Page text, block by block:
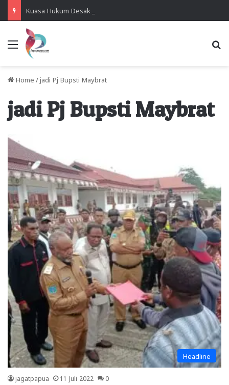
Menu
Home / jadi Pj Bupsti Maybrat
jadi Pj Bupsti Maybrat
Headline
jagatpapua 11 Juli 2022 0